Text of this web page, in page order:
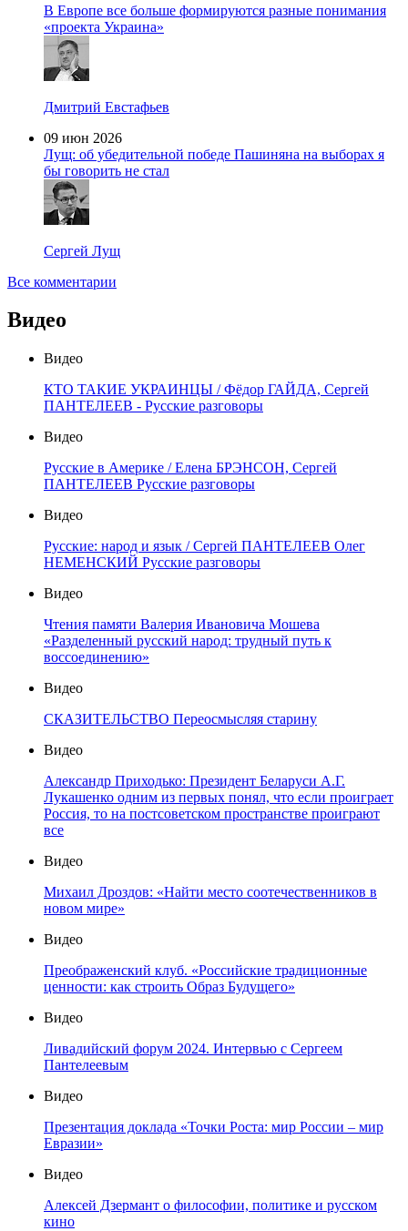
В Европе все больше формируются разные понимания
«проекта Украина»
Дмитрий Евстафьев
09 июн 2026
Лущ: об убедительной победе Пашиняна на выборах я
бы говорить не стал
Сергей Лущ
Все комментарии
Видео
Видео
КТО ТАКИЕ УКРАИНЦЫ / Фёдор ГАЙДА, Сергей
ПАНТЕЛЕЕВ - Русские разговоры
Видео
Русские в Америке / Елена БРЭНСОН, Сергей
ПАНТЕЛЕЕВ Русские разговоры
Видео
Русские: народ и язык / Сергей ПАНТЕЛЕЕВ Олег
НЕМЕНСКИЙ Русские разговоры
Видео
Чтения памяти Валерия Ивановича Мошева
«Разделенный русский народ: трудный путь к
воссоединению»
Видео
СКАЗИТЕЛЬСТВО Переосмысляя старину
Видео
Александр Приходько: Президент Беларуси А.Г.
Лукашенко одним из первых понял, что если проиграет
Россия, то на постсоветском пространстве проиграют
все
Видео
Михаил Дроздов: «Найти место соотечественников в
новом мире»
Видео
Преображенский клуб. «Российские традиционные
ценности: как строить Образ Будущего»
Видео
Ливадийский форум 2024. Интервью с Сергеем
Пантелеевым
Видео
Презентация доклада «Точки Роста: мир России – мир
Евразии»
Видео
Алексей Дзермант о философии, политике и русском
кино